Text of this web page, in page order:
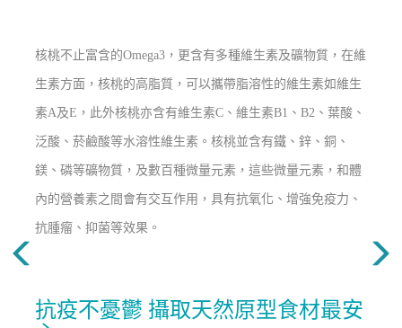
核桃不止富含的Omega3，更含有多種維生素及礦物質，在維
生素方面，核桃的高脂質，可以攜帶脂溶性的維生素如維生
素A及E，此外核桃亦含有維生素C、維生素B1、B2、葉酸、
泛酸、菸鹼酸等水溶性維生素。核桃並含有鐵、鋅、銅、
鎂、磷等礦物質，及數百種微量元素，這些微量元素，和體
內的營養素之間會有交互作用，具有抗氧化、增強免疫力、
抗腫瘤、抑菌等效果。
抗疫不憂鬱 攝取天然原型食材最安